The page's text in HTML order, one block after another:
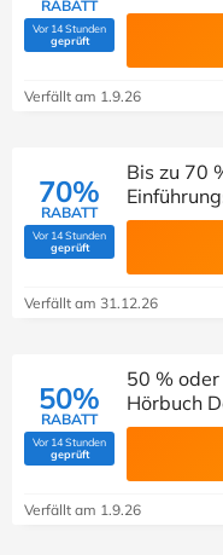
RABATT
Vor 14 Stunden
geprüft(Von Savoo geprüft)
Verfällt am 1.9.26
70%
RABATT
Vor 14 Stunden
geprüft(Von Savoo geprüft)
Bis zu 70
Verfällt am 31.12.26
50%
RABATT
Vor 14 Stunden
geprüft(Von Savoo geprüft)
50 %
Hörbuch
Verfällt am 1.9.26